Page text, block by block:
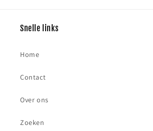
Snelle links
Home
Contact
Over ons
Zoeken